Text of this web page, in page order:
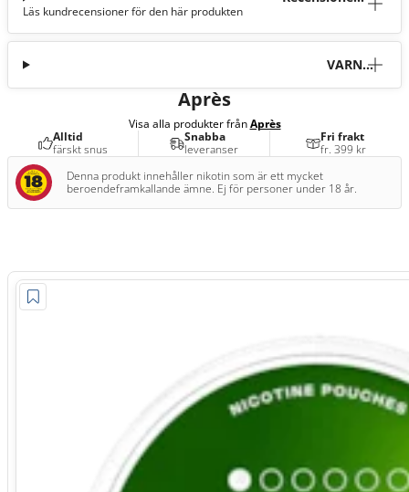
Läs kundrecensioner för den här produkten
VARNI
Après
Visa alla produkter frånAprès
Alltid
färskt snus
Snabba
leveranser
Fri frakt
fr. 399 kr
Denna produkt innehåller nikotin som är ett mycket
beroendeframkallande ämne. Ej för personer under 18 år.